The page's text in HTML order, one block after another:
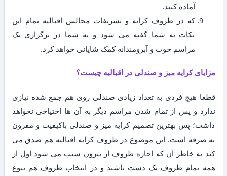
آماده کنید.
که در ظروف کرایه و تشریفات مجالس اقبالیه تمام این
نکات به شما گفته می شود و به شما در برگزاری یک
مراسم خوب و آبرومندانه کمک شایانی خواهد کرد.
مزایای کرایه میز و صندلی در اقبالیه چیست؟
قطعا هیچ فردی به تعداد زیادی صندلی روی هم جمع شده نیازی
ندارد و پس از تمام شدن مراسم دیگر به آن ها احتیاجی نخواهد
داشت؛ پس بهترین تصمیم کرایه میز و صندلی باکیفیت و مقرون
به صرفه است. این موضوع در ظروف کرایه اقبالیه هم صدق می
کند به خاطر آن که اجاره ظروف از بیرون سبب می شود اول از
همه تمام ظروف یک دست باشند و در انتخاب ظروف هم تنوع